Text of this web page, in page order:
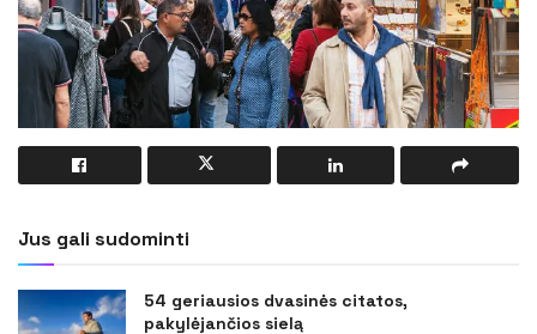
Jus gali sudominti
54 geriausios dvasinės citatos,
pakylėjančios sielą